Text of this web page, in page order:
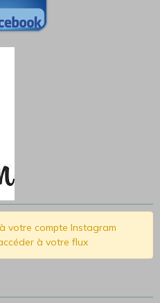
votre compte Instagram
à votre flux